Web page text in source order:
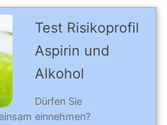
Test Risikoprofil
Aspirin und
Alkohol
Dürfen Sie
einnehmen?